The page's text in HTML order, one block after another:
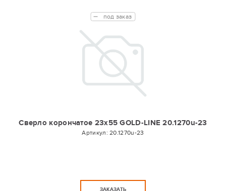
Сверло корончатое 23х55 GOLD-LINE 20.1270u-23
Артикул:20.1270u-23
под заказ
ЗАКАЗАТЬ